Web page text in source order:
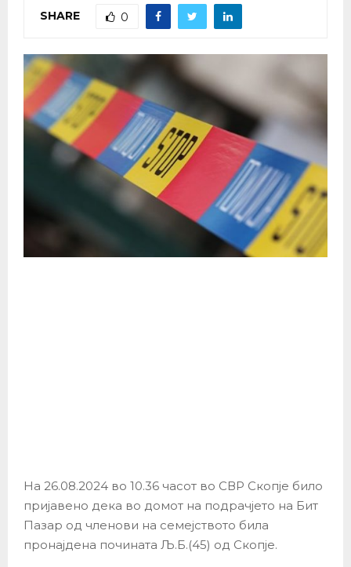
SHARE 0
На 26.08.2024 во 10.36 часот во СВР Скопје било
пријавено дека во домот на подрачјето на Бит
Пазар од членови на семејството била
пронајдена почината Љ.Б.(45) од Скопје.